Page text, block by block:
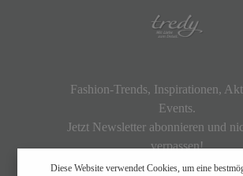
Fashion-Trends, Inspirationen,
Events.
Jetzt Newsletter abonnieren und
verpassen!
Diese Website verwendet Cookies, um eine